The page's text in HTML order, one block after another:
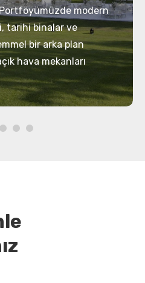
modern
tarihi binalar ve
bir arka plan
hava mekanları